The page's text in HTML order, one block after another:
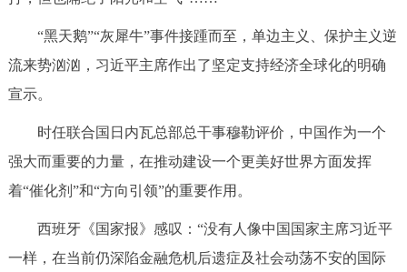
“黑天鹅”“灰犀牛”事件接踵而至，单边主义、保护主义逆
流来势汹汹，习近平主席作出了坚定支持经济全球化的明确
宣示。
时任联合国日内瓦总部总干事穆勒评价，中国作为一个
强大而重要的力量，在推动建设一个更美好世界方面发挥
着“催化剂”和“方向引领”的重要作用。
西班牙《国家报》感叹：“没有人像中国国家主席习近平
一样，在当前仍深陷金融危机后遗症及社会动荡不安的国际